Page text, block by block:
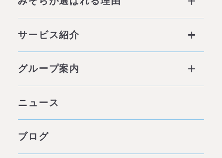
私たちの6つの強み
他社との違い
サービス紹介
みそらの独自性
グループ案内
わたしたちの約束
代表あいさつ
ニュース
ブログ